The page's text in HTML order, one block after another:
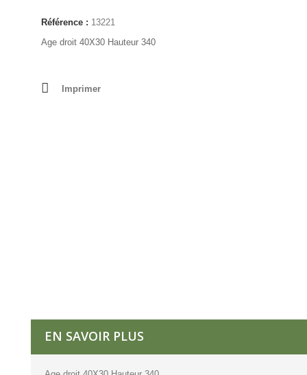
Référence : 13221
Age droit 40X30 Hauteur 340
Imprimer
EN SAVOIR PLUS